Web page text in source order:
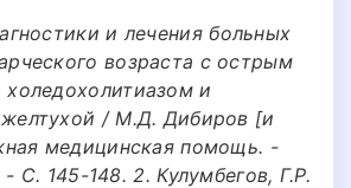
и лечения больных
возраста с острым
и
/ М.Д. Дибиров [и
медицинская помощь. -
С. 145-148. 2. Кулумбегов, Г.Р.